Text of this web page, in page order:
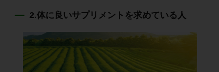
2.体に良いサプリメントを求めている人